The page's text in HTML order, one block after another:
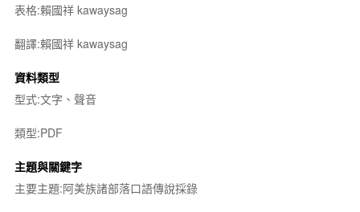
表格:賴國祥 kawaysag
翻譯:賴國祥 kawaysag
資料類型
型式:文字、聲音
類型:PDF
主題與關鍵字
主要主題:阿美族諸部落口語傳說採錄